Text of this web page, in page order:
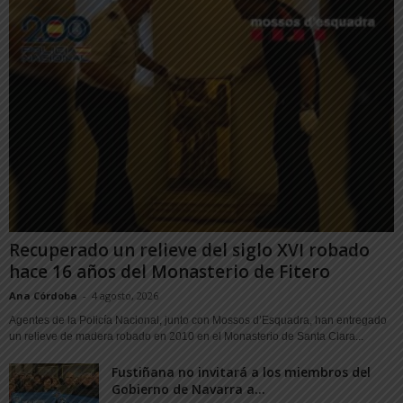
Recuperado un relieve del siglo XVI robado
hace 16 años del Monasterio de Fitero
Ana Córdoba - 4 agosto, 2026
Agentes de la Policía Nacional, junto con Mossos d’Esquadra, han entregado
un relieve de madera robado en 2010 en el Monasterio de Santa Clara...
Fustiñana no invitará a los miembros del
Gobierno de Navarra a...